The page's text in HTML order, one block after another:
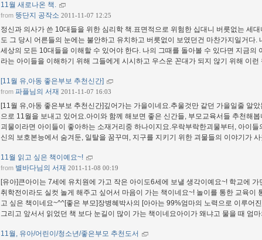
11월 새로나온 책.
from 뚱단지 공작소 2011-11-07 12:25
정신과 의사가 쓴 10대들을 위한 심리학 책.표면적으로 위험한 십대니 버릇없는 세
도 그 당시 어른들의 눈에는 불안하고 유치하고 버릇없이 보였던건 마찬가지일거다.
세상의 모든 10대들을 이해할 수 있어야 한다. 나의 그때를 돌아볼 수 있다면 지금의
라는 아이들을 이해하기 위해 그들에게 시시하고 우스운 꼰대가 되지 않기 위해 이런
[11월 유,아동 좋은부보 추천신간]
from 파플님의 서재 2011-11-07 16:03
[11월 유,아동 좋은부보 추천신간]깊어가는 가을이네요.추울것만 같던 가을일줄 알
으로 11월을 보내고 있어요.아이와 함께 해보면 좋은 신간들, 부모교육서들 추천해
괴물이라면 아이들이 좋아하는 소재거리중 하나이지요.우락부락한괴물부터, 아이
신의 보호본능에서 숨겨둔, 일탈을 꿈꾸며, 지구를 지키기 위한 괴물들의 이야기가 사
11월 읽고 싶은 책이예요~!
from 별바다님의 서재 2011-11-08 00:19
[유아]큰아이는 7세에 유치원에 가고 작은 아이도6세에 보낼 생각이예요~! 학교에 가
취학전이라도 실컷 놀게 해주고 싶어서 마음이 가는 책이네요~! 놀이를 통한 교육이
고 싶은 책이네요~^^[좋은 부모]장병혜박사의 [아아는 99%엄마의 노력으로 이루어
그리고 앞서서 읽었던 책 보다 눈길이 많이 가는 책이네요아이가 왜냐고 물을 때 엄
11월, 유아/어린이/청소년/좋은부모 추천도서